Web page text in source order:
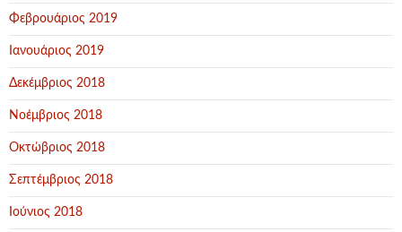
Φεβρουάριος 2019
Ιανουάριος 2019
Δεκέμβριος 2018
Νοέμβριος 2018
Οκτώβριος 2018
Σεπτέμβριος 2018
Ιούνιος 2018